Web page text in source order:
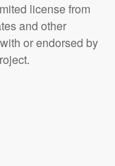
license from
and other
or endorsed by